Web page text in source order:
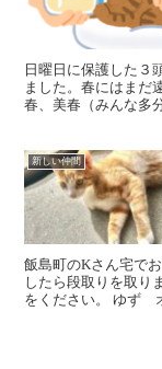
日曜日に保護した３
ました。春にはまだ
春、美春（みんな多
新しい仲間
飯島町のKさん宅で
したら段取りを取り
をください。 ゆず